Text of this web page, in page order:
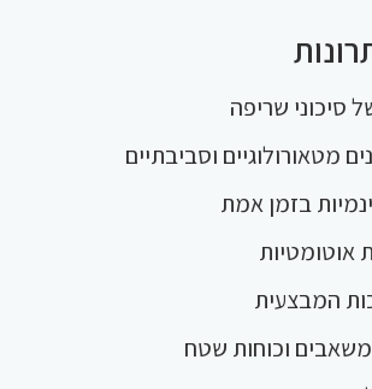
סיכוני שריפה
מטאורולוגיים וסביבתיים
בזמן אמת
אוטומטיות
המבצעית
וכוחות שטח